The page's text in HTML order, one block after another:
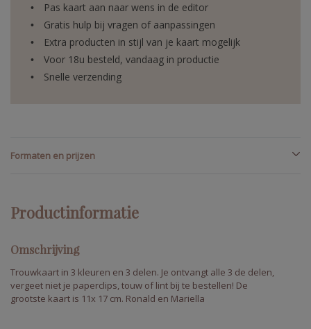
Pas kaart aan naar wens in de editor
Gratis hulp bij vragen of aanpassingen
Extra producten in stijl van je kaart mogelijk
Voor 18u besteld, vandaag in productie
Snelle verzending
Formaten en prijzen
Productinformatie
Omschrijving
Trouwkaart in 3 kleuren en 3 delen. Je ontvangt alle 3 de delen,
vergeet niet je paperclips, touw of lint bij te bestellen! De
grootste kaart is 11x 17 cm. Ronald en Mariella